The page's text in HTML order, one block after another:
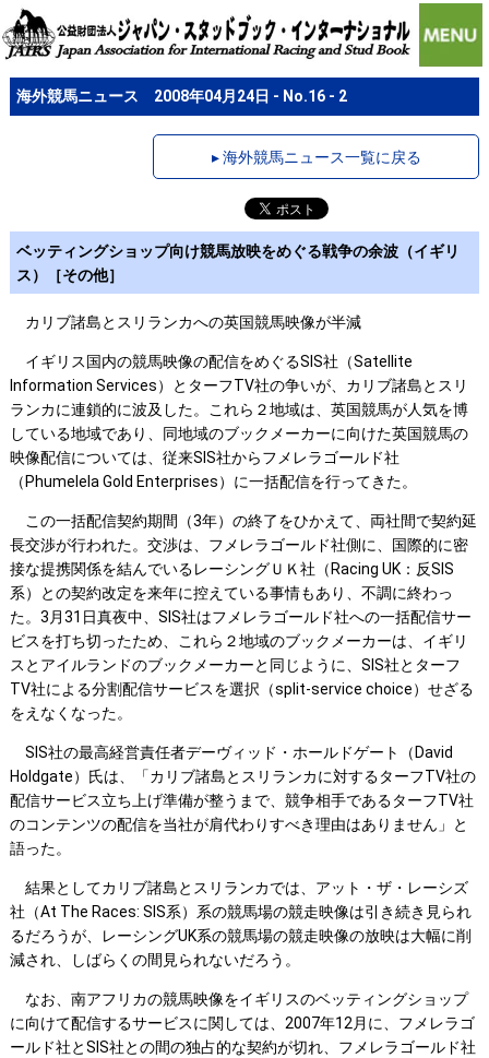
海外競馬ニュース 2008年04月24日 - No.16 - 2
▸ 海外競馬ニュース一覧に戻る
ベッティングショップ向け競馬放映をめぐる戦争の余波（イギリ
ス）［その他］
カリブ諸島とスリランカへの英国競馬映像が半減
イギリス国内の競馬映像の配信をめぐるSIS社（Satellite
Information Services）とターフTV社の争いが、カリブ諸島とスリ
ランカに連鎖的に波及した。これら２地域は、英国競馬が人気を博
している地域であり、同地域のブックメーカーに向けた英国競馬の
映像配信については、従来SIS社からフメレラゴールド社
（Phumelela Gold Enterprises）に一括配信を行ってきた。
この一括配信契約期間（3年）の終了をひかえて、両社間で契約延
長交渉が行われた。交渉は、フメレラゴールド社側に、国際的に密
接な提携関係を結んでいるレーシングＵＫ社（Racing UK：反SIS
系）との契約改定を来年に控えている事情もあり、不調に終わっ
た。3月31日真夜中、SIS社はフメレラゴールド社への一括配信サー
ビスを打ち切ったため、これら２地域のブックメーカーは、イギリ
スとアイルランドのブックメーカーと同じように、SIS社とターフ
TV社による分割配信サービスを選択（split-service choice）せざる
をえなくなった。
SIS社の最高経営責任者デーヴィッド・ホールドゲート（David
Holdgate）氏は、「カリブ諸島とスリランカに対するターフTV社の
配信サービス立ち上げ準備が整うまで、競争相手であるターフTV社
のコンテンツの配信を当社が肩代わりすべき理由はありません」と
語った。
結果としてカリブ諸島とスリランカでは、アット・ザ・レーシズ
社（At The Races: SIS系）系の競馬場の競走映像は引き続き見られ
るだろうが、レーシングUK系の競馬場の競走映像の放映は大幅に削
減され、しばらくの間見られないだろう。
なお、南アフリカの競馬映像をイギリスのベッティングショップ
に向けて配信するサービスに関しては、2007年12月に、フメレラゴ
ールド社とSIS社との間の独占的な契約が切れ、フメレラゴールド社